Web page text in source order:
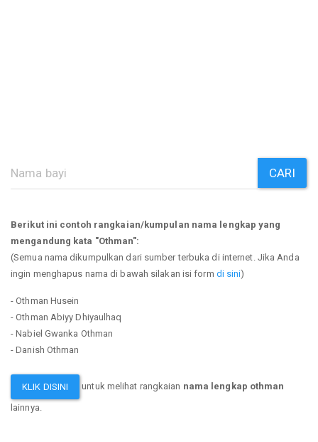
CARI
Berikut ini contoh rangkaian/kumpulan nama lengkap yang
mengandung kata "Othman":
(Semua nama dikumpulkan dari sumber terbuka di internet. Jika Anda
ingin menghapus nama di bawah silakan isi form di sini)
- Othman Husein
- Othman Abiyy Dhiyaulhaq
- Nabiel Gwanka Othman
- Danish Othman
KLIK DISINI untuk melihat rangkaian nama lengkap othman
lainnya.